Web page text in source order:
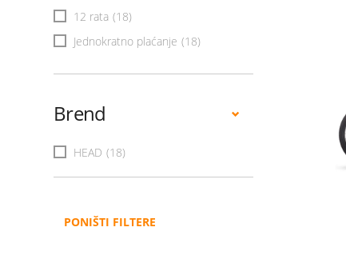
12 rata (18)
Jednokratno plaćanje (18)
Brend
HEAD (18)
PONIŠTI FILTERE